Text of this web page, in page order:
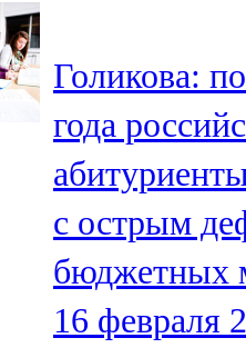
Голикова:
года
с острым
бюджетных
16 февраля